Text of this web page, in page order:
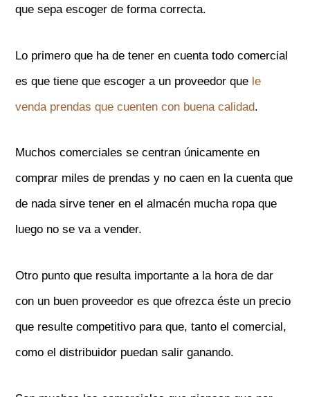
que sepa escoger de forma correcta.
Lo primero que ha de tener en cuenta todo comercial
es que tiene que escoger a un proveedor que le
venda prendas que cuenten con buena calidad.
Muchos comerciales se centran únicamente en
comprar miles de prendas y no caen en la cuenta que
de nada sirve tener en el almacén mucha ropa que
luego no se va a vender.
Otro punto que resulta importante a la hora de dar
con un buen proveedor es que ofrezca éste un precio
que resulte competitivo para que, tanto el comercial,
como el distribuidor puedan salir ganando.